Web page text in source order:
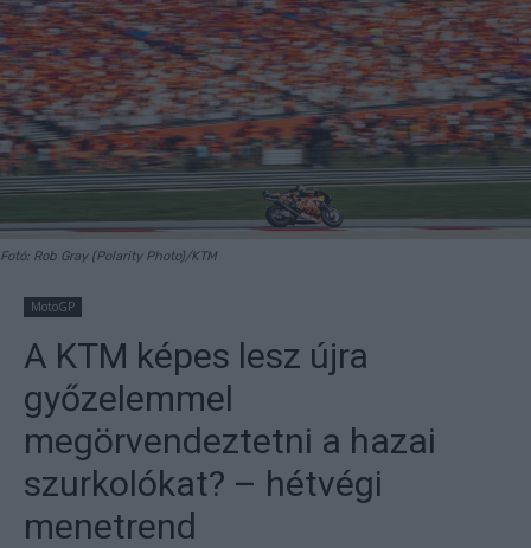
Fotó: Rob Gray (Polarity Photo)/KTM
MotoGP
A KTM képes lesz újra
győzelemmel
megörvendeztetni a hazai
szurkolókat? – hétvégi
menetrend